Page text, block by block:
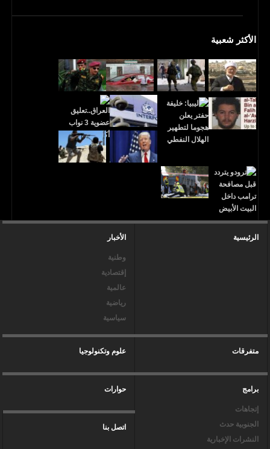
الأكثر شعبية
الرئيسية الأخبار
وطنية
إقتصادية
عالمية
رياضية
سياسية
متفرقات علوم وتكنولوجيا
برامج
إتجاهات
الجنوبية حدث
النشرات الإخبارية
حوارات
اتصل بنا